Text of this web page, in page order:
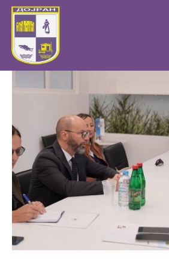
Почетна
Проекти
Документи
Услуги
Финансии